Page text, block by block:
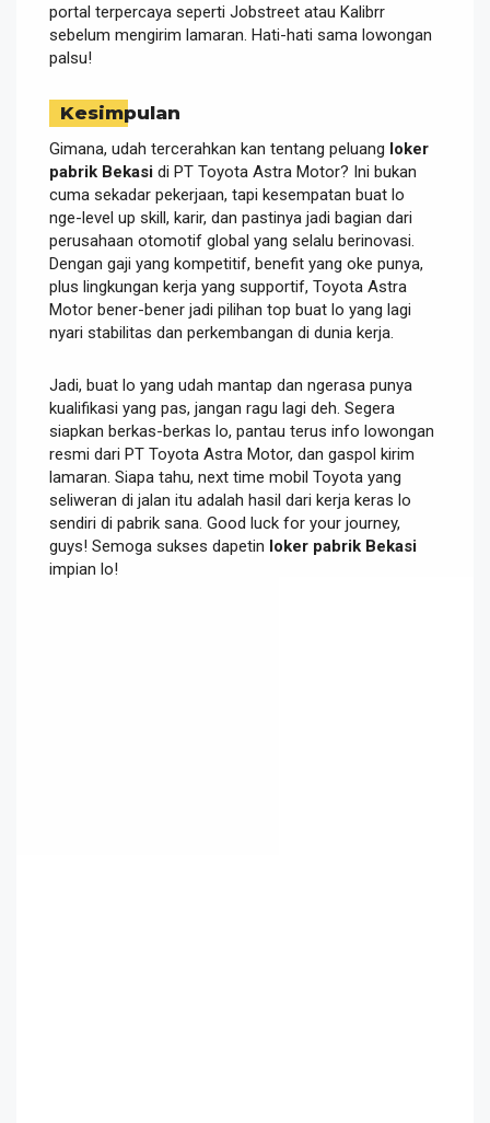
portal terpercaya seperti Jobstreet atau Kalibrr
sebelum mengirim lamaran. Hati-hati sama lowongan
palsu!
Kesimpulan
Gimana, udah tercerahkan kan tentang peluang loker
pabrik Bekasi di PT Toyota Astra Motor? Ini bukan
cuma sekadar pekerjaan, tapi kesempatan buat lo
nge-level up skill, karir, dan pastinya jadi bagian dari
perusahaan otomotif global yang selalu berinovasi.
Dengan gaji yang kompetitif, benefit yang oke punya,
plus lingkungan kerja yang supportif, Toyota Astra
Motor bener-bener jadi pilihan top buat lo yang lagi
nyari stabilitas dan perkembangan di dunia kerja.
Jadi, buat lo yang udah mantap dan ngerasa punya
kualifikasi yang pas, jangan ragu lagi deh. Segera
siapkan berkas-berkas lo, pantau terus info lowongan
resmi dari PT Toyota Astra Motor, dan gaspol kirim
lamaran. Siapa tahu, next time mobil Toyota yang
seliweran di jalan itu adalah hasil dari kerja keras lo
sendiri di pabrik sana. Good luck for your journey,
guys! Semoga sukses dapetin loker pabrik Bekasi
impian lo!